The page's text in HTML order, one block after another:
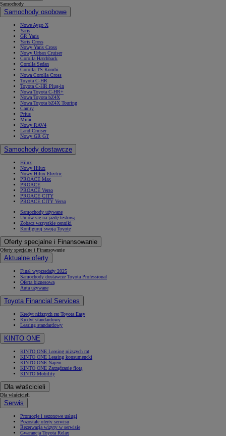
Samochody
Samochody osobowe
Nowe Aygo X
Yaris
GR Yaris
Yaris Cross
Nowy Yaris Cross
Nowy Urban Cruiser
Corolla Hatchback
Corolla Sedan
Corolla TS Kombi
Nowa Corolla Cross
Toyota C-HR
Toyota C-HR Plug-in
Nowa Toyota C-HR+
Nowa Toyota bZ4X
Nowa Toyota bZ4X Touring
Camry
Prius
Mirai
Nowy RAV4
Land Cruiser
Nowy GR GT
Samochody dostawcze
Hilux
Nowy Hilux
Nowy Hilux Electric
PROACE Max
PROACE
PROACE Verso
PROACE CITY
PROACE CITY Verso
Samochody używane
Umów się na jazdę testową
Zobacz wszystkie cenniki
Konfiguruj swoją Toyotę
Oferty specjalne i Finansowanie
Oferty specjalne i Finansowanie
Aktualne oferty
Finał wyprzedaży 2025
Samochody dostawcze Toyota Professional
Oferta biznesowa
Auta używane
Toyota Financial Services
Kredyt niższych rat Toyota Easy
Kredyt standardowy
Leasing standardowy
KINTO ONE
KINTO ONE Leasing niższych rat
KINTO ONE Leasing konsumencki
KINTO ONE Najem
KINTO ONE Zarządzanie flotą
KINTO Mobility
Dla właścicieli
Dla właścicieli
Serwis
Promocje i sezonowe usługi
Pozostałe oferty serwisu
Rezerwacja wizyty w serwisie
Gwarancja Toyota Relax